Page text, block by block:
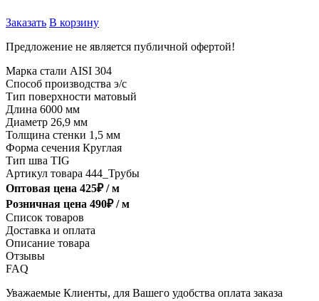
Заказать В корзину
Предложение не является публичной офертой!
Марка стали AISI 304
Способ производства э/с
Тип поверхности матовый
Длина 6000 мм
Диаметр 26,9 мм
Толщина стенки 1,5 мм
Форма сечения Круглая
Тип шва TIG
Артикул товара 444_Трубы
Оптовая цена 425₽ /м
Розничная цена 490₽ /м
Список товаров
Доставка и оплата
Описание товара
Отзывы
FAQ
Уважаемые Клиенты, для Вашего удобства оплата заказа